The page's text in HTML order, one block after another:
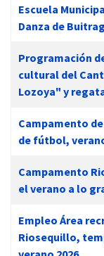
Escuela
Danza de
Programación
cultural del
Lozoya" y
Campamento
de fútbol,
Campamento
el verano a lo
Empleo Área
Riosequillo,